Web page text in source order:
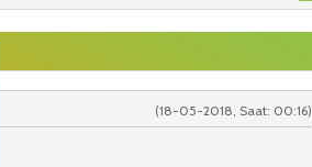
(18-05-2018, Saat: 00:16)